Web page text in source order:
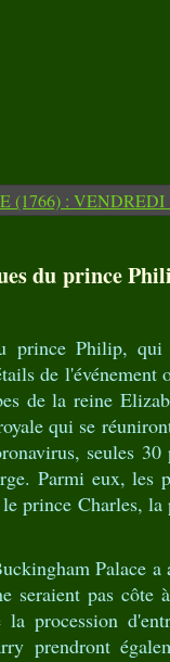
du prince
prince Philip, qui
de l'événement
de la reine
qui se
seules 30
Parmi eux,
prince Charles,
Palace
seraient pas côte
procession
prendront